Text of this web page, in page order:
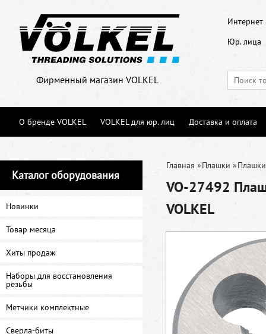
Фирменный магазин VOLKEL
Интернет
Юр. лица
О бренде VOLKEL VOLKEL для юр. лиц Доставка и оплата
Каталог оборудования
Новинки
Товар месяца
Хиты продаж
Наборы для восстановления
резьбы
Метчики комплектные
Сверла-биты
Главная »Плашки »
VO-27492
VOLKEL